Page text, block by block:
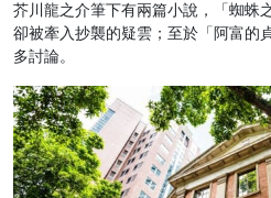
芥川龍之介筆下有兩篇小說，「蜘蛛
卻被牽入抄襲的疑雲；至於「阿富的
多討論。